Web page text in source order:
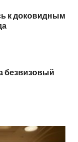
к доковидным
безвизовый